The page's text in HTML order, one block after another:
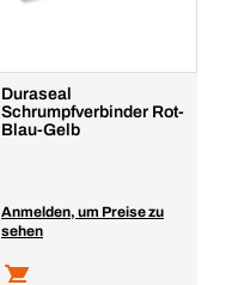
Duraseal
Schrumpfverbinder Rot-
Blau-Gelb
Anmelden, um Preise zu
sehen